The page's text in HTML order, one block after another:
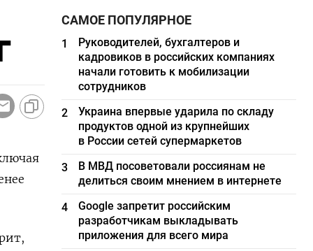
САМОЕ ПОПУЛЯРНОЕ
1
Руководителей, бухгалтеров и
кадровиков в российских компаниях
начали готовить к мобилизации
сотрудников
2
Украина впервые ударила по складу
продуктов одной из крупнейших
в России сетей супермаркетов
3
В МВД посоветовали россиянам не
делиться своим мнением в интернете
4
Google запретит российским
разработчикам выкладывать
приложения для всего мира